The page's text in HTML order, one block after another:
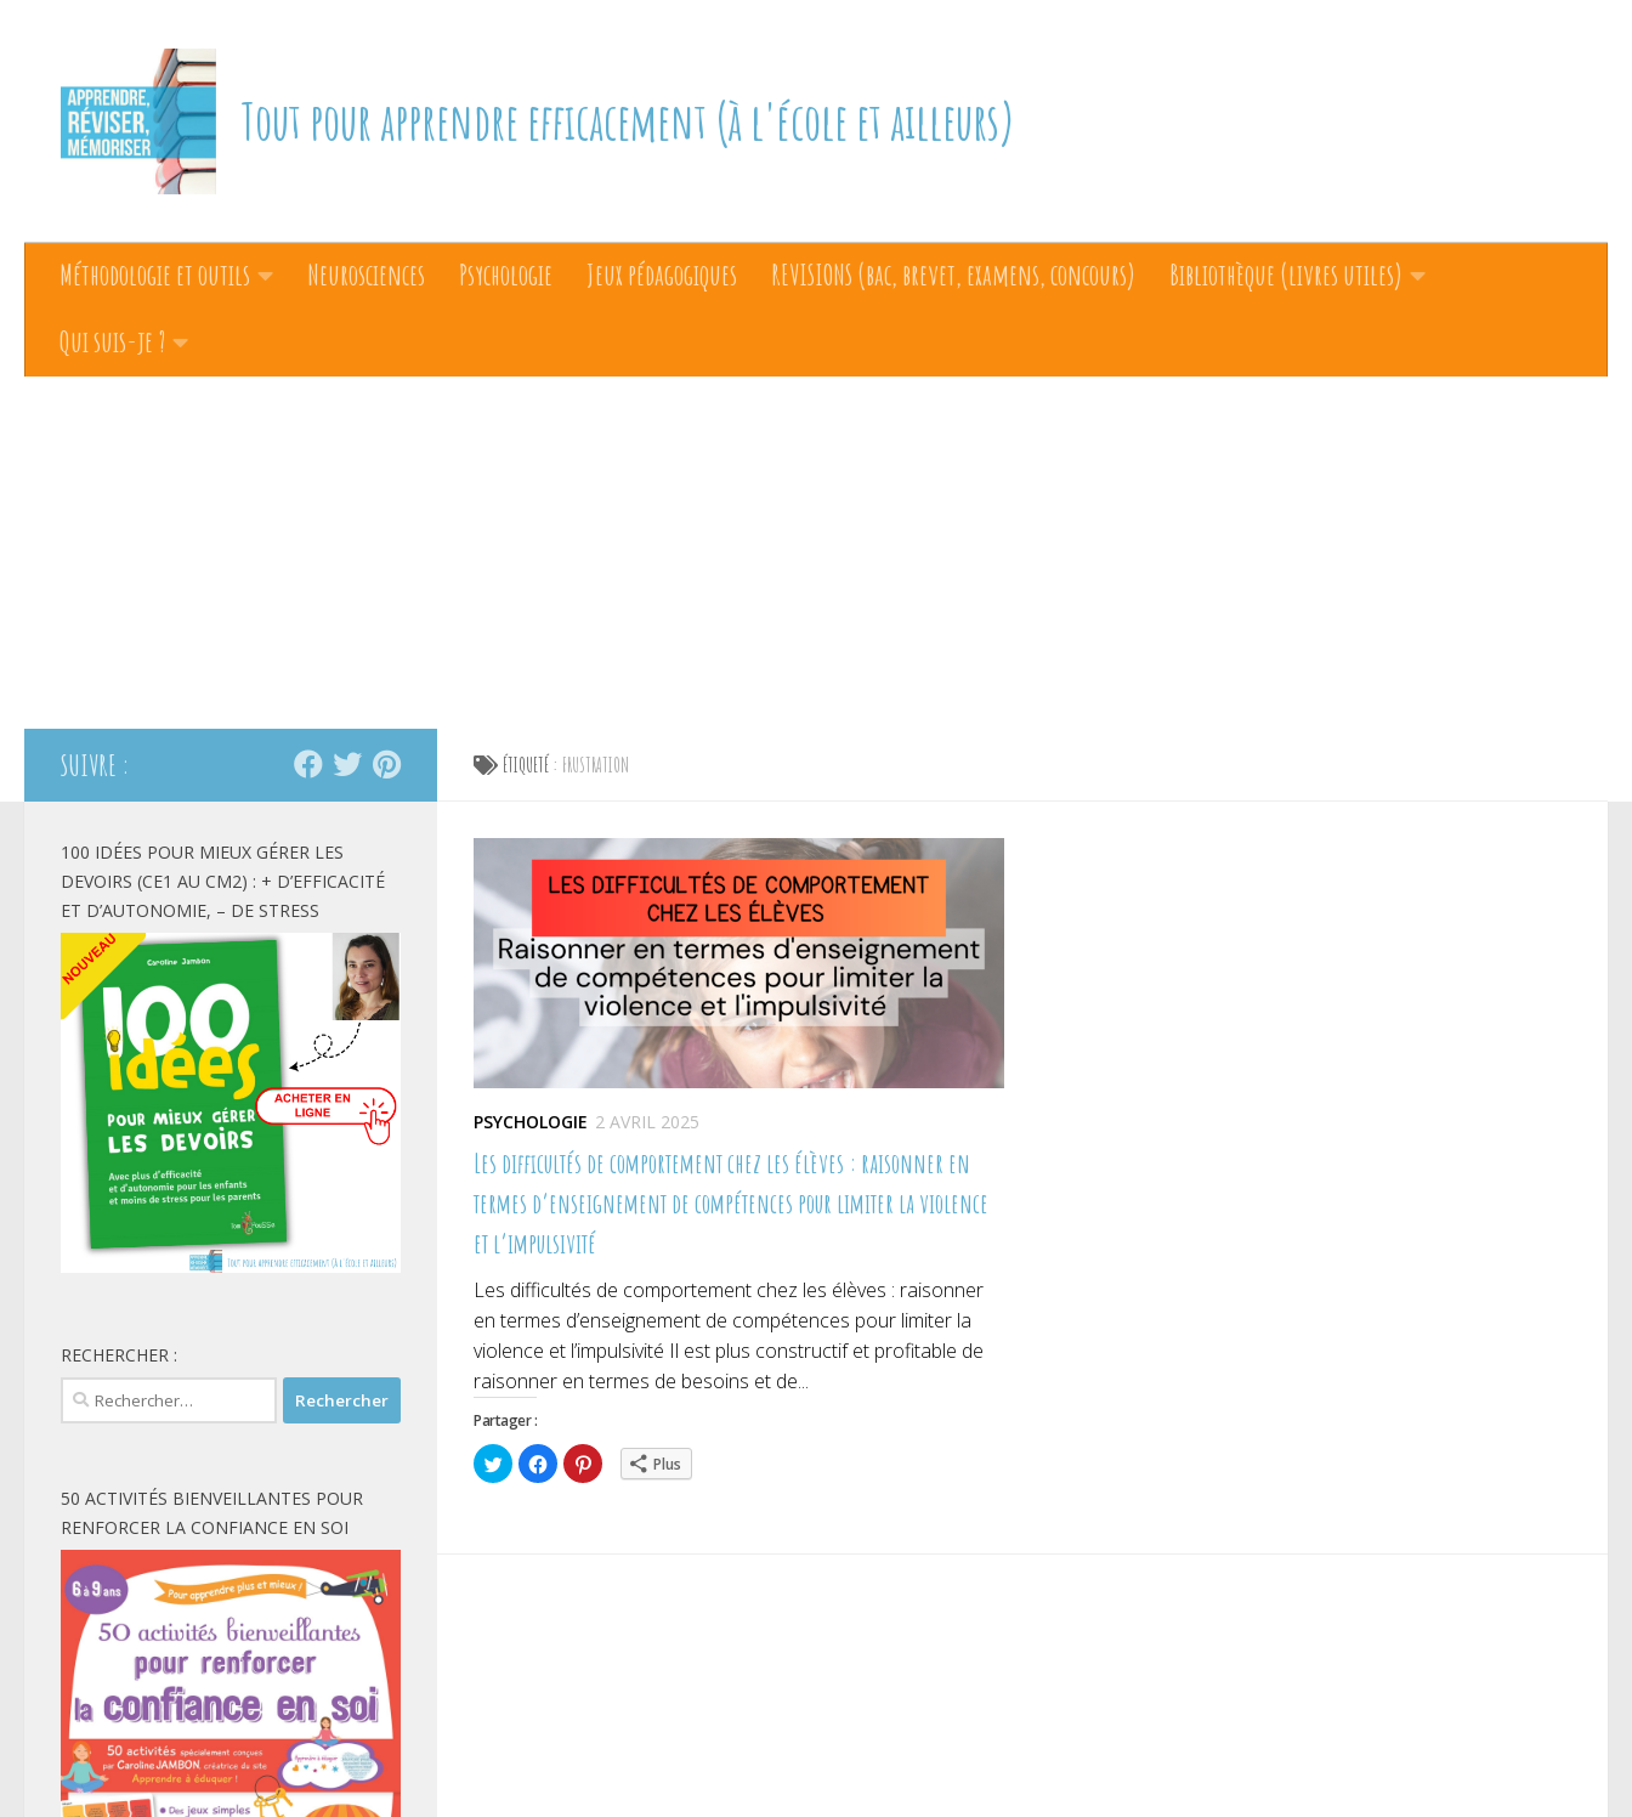
Tout pour apprendre efficacement (à l'école et ailleurs)
Méthodologie et outils Neurosciences Psychologie Jeux pédagogiques REVISIONS (bac, brevet, examens, concours)
Bibliothèque (livres utiles)
Qui suis-je ?
ÉTIQUETÉ : FRUSTRATION
PSYCHOLOGIE 2 AVRIL 2025
Les difficultés de comportement chez les élèves : raisonner en
termes d’enseignement de compétences pour limiter la violence
et l’impulsivité
Les difficultés de comportement chez les élèves : raisonner
en termes d’enseignement de compétences pour limiter la
violence et l’impulsivité Il est plus constructif et profitable de
raisonner en termes de besoins et de...
Partager :
Cliquez
pour
partager
Cliquez
pour
partager
Cliquez
pour Plus
SUIVRE :
100 IDÉES POUR MIEUX GÉRER LES
DEVOIRS (CE1 AU CM2) : + D’EFFICACITÉ
ET D’AUTONOMIE, – DE STRESS
RECHERCHER :
Rechercher :
50 ACTIVITÉS BIENVEILLANTES POUR
RENFORCER LA CONFIANCE EN SOI